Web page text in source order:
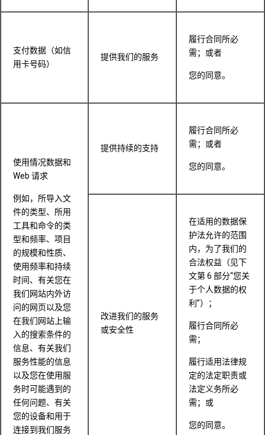
支付数据（如信
用卡号码）
提供我们的服务
履行合同所必
需；或者
您的同意。
使用情况数据和
Web 请求
例如，所导入文
件的类型、所用
工具和命令的类
型和频率、项目
的规模和性质、
使用频率和持续
时间、有关您在
我们网站内外访
问的网页以及您
在我们网站上输
入的搜索条件的
信息、有关我们
服务性能的信息
以及您在使用服
务时可能遇到的
任何问题、有关
您的设备和用于
连接到我们服务
提供持续的支持
履行合同所必
需；或者
您的同意。
改进我们的服务
或安全性
在适用的数据保
护法允许的范围
内，为了我们的
合法权益（见下
文第 6 部分“您关
于个人数据的权
利”）；
履行合同所必
需；
履行适用法律规
定的法定职责或
法定义务所必
需；或
您的同意。